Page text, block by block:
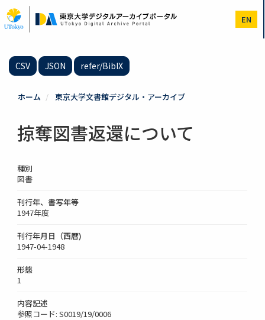
イ
ン
EN
CSV JSON refer/BibIX
ホーム 東京大学文書館デジタル・アーカイブ
掠奪図書返還について
種別
図書
刊行年、書写年等
1947年度
刊行年月日（西暦)
1947-04-1948
形態
1
内容記述
参照コード: S0019/19/0006